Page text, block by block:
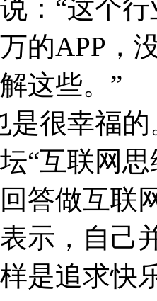
说：“这个
的APP，
这些。”
是很幸福
“互联网
回答做互联
示，自己
是追求快